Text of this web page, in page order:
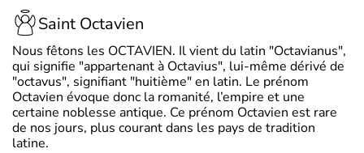
Saint Octavien
Nous fêtons les OCTAVIEN. Il vient du latin "Octavianus",
qui signifie "appartenant à Octavius", lui-même dérivé de
"octavus", signifiant "huitième" en latin. Le prénom
Octavien évoque donc la romanité, l’empire et une
certaine noblesse antique. Ce prénom Octavien est rare
de nos jours, plus courant dans les pays de tradition
latine.